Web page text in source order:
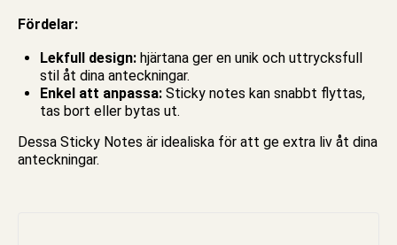
Fördelar:
Lekfull design: hjärtana ger en unik och uttrycksfull
stil åt dina anteckningar.
Enkel att anpassa: Sticky notes kan snabbt flyttas,
tas bort eller bytas ut.
Dessa Sticky Notes är idealiska för att ge extra liv åt dina
anteckningar.